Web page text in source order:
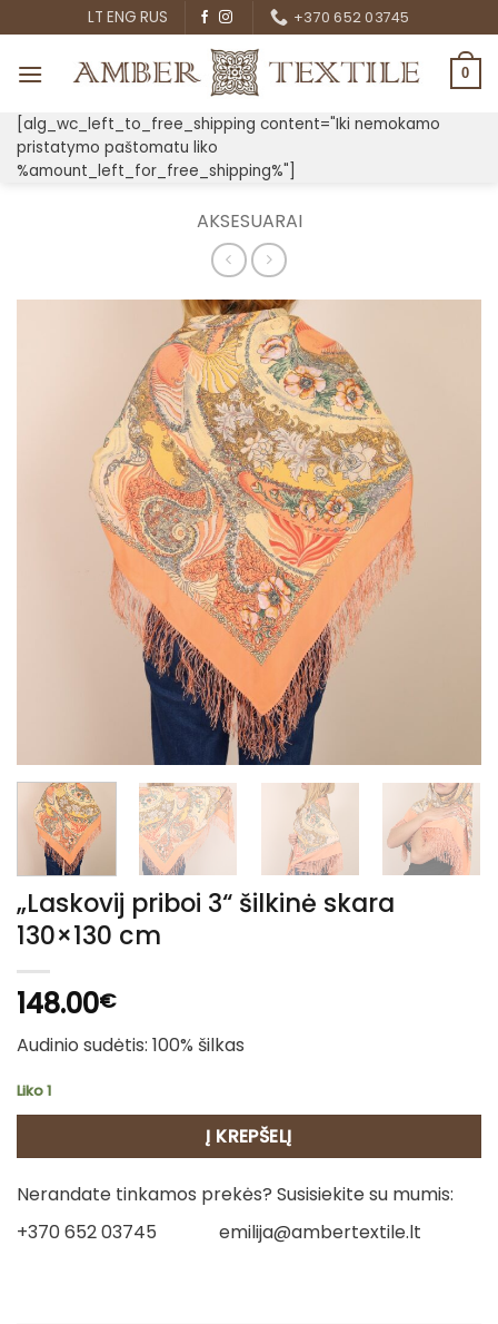
to
content
LT ENG RUS +370 652 03745
0
[alg_wc_left_to_free_shipping content="Iki nemokamo
pristatymo paštomatu liko
%amount_left_for_free_shipping%"]
AKSESUARAI
„Laskovij priboi 3“ šilkinė skara
130×130 cm
148.00€
Audinio sudėtis: 100% šilkas
Liko 1
Į KREPŠELĮ
Nerandate tinkamos prekės? Susisiekite su mumis:
+370 652 03745
emilija@ambertextile.lt